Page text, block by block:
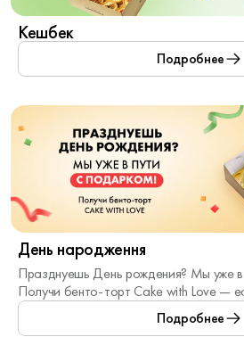
Кешбек
Подробнее
День народження
Празднуешь День рождения? Мы уже
Получи бенто-торт Cake with Love —
Получи его при покупке от 4-х смарт-
документа, удостоверяющего дату
Подробнее